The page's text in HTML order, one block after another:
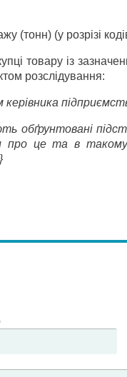
(тонн) (у розрізі
товару із
розслідування:
керівника
обґрунтовані
про це та в такому